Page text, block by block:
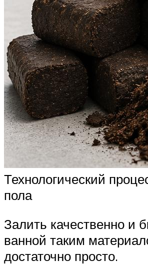
Технологический
пола
Залить качественно и
ванной таким
достаточно просто.